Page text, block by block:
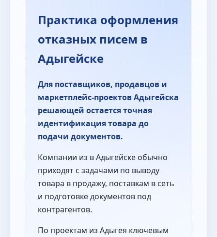
Практика оформления
отказных писем в
Адыгейске
Для поставщиков, продавцов и
маркетплейс-проектов Адыгейска
решающей остается точная
идентификация товара до
подачи документов.
Компании из в Адыгейске обычно
приходят с задачами по выводу
товара в продажу, поставкам в сеть
и подготовке документов под
контрагентов.
По проектам из Адыгея ключевым